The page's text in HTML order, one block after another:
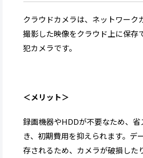
クラウドカメラは、ネットワーク
撮影した映像をクラウド上に保存
犯カメラです。
＜メリット＞
録画機器やHDDが不要なため、省
き、初期費用を抑えられます。デ
存されるため、カメラが破損した